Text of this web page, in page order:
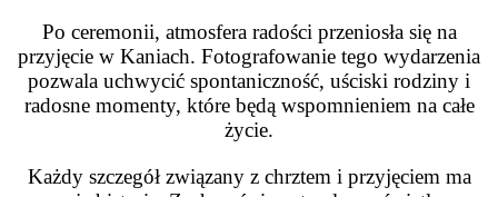
Po ceremonii, atmosfera radości przeniosła się na
przyjęcie w Kaniach. Fotografowanie tego wydarzenia
pozwala uchwycić spontaniczność, uściski rodziny i
radosne momenty, które będą wspomnieniem na całe
życie.
Każdy szczegół związany z chrztem i przyjęciem ma